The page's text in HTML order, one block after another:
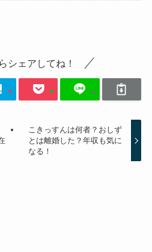
シェアしてね！
こきっすんは何者？おしず
とは離婚した？年収も気に
なる！